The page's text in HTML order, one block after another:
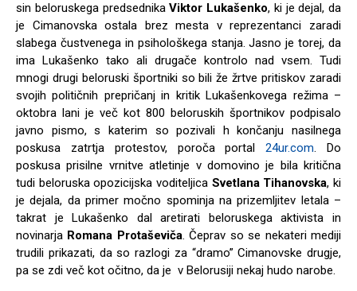
sin beloruskega predsednikaViktor Lukašenko, ki je dejal, da
je Cimanovska ostala brez mesta v reprezentanci zaradi
slabega čustvenega in psihološkega stanja. Jasno je torej, da
ima Lukašenko tako ali drugače kontrolo nad vsem. Tudi
mnogi drugi beloruski športniki so bili že žrtve pritiskov zaradi
svojih političnih prepričanj in kritik Lukašenkovega režima –
oktobra lani je več kot 800 beloruskih športnikov podpisalo
javno pismo, s katerim so pozivali h končanju nasilnega
poskusa zatrtja protestov, poroča portal24ur.com. Do
poskusa prisilne vrnitve atletinje v domovino je bila kritična
tudi beloruska opozicijska voditeljica Svetlana Tihanovska, ki
je dejala, da primer močno spominja na prizemljitev letala –
takrat je Lukašenko dal aretirati beloruskega aktivista in
novinarja Romana Protaševiča. Čeprav so se nekateri mediji
trudili prikazati, da so razlogi za “dramo” Cimanovske drugje,
pa se zdi več kot očitno, da je v Belorusiji nekaj hudo narobe.